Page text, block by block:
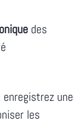
des
une
les